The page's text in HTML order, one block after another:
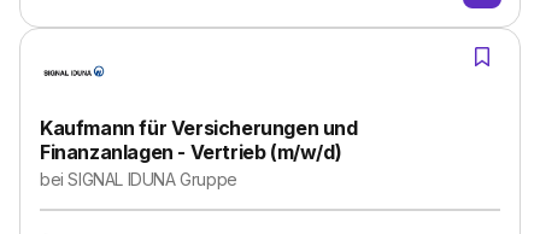
Kaufmann für Versicherungen und
Finanzanlagen - Vertrieb (m/w/d)
beiSIGNAL IDUNA Gruppe